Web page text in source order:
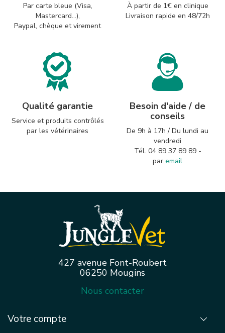
Par carte bleue (Visa,
Mastercard...),
Paypal, chèque et virement
À partir de 1€ en clinique
Livraison rapide en 48/72h
Qualité garantie
Service et produits contrôlés
par les vétérinaires
Besoin d'aide / de
conseils
De 9h à 17h / Du lundi au
vendredi
Tél. 04 89 37 89 89 -
par email
427 avenue Font-Roubert
06250 Mougins
Nous contacter
Votre compte